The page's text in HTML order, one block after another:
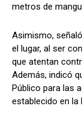
metros de
Asimismo,
el lugar, al ser
que atentan
Además, indicó
Público para las
establecido en la